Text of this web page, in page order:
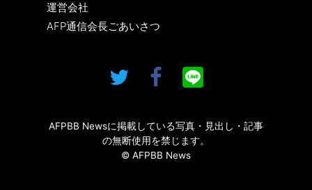
運営会社
AFP通信会長ごあいさつ
AFPBB Newsに掲載している写真・見出し・記事
の無断使用を禁じます。
© AFPBB News